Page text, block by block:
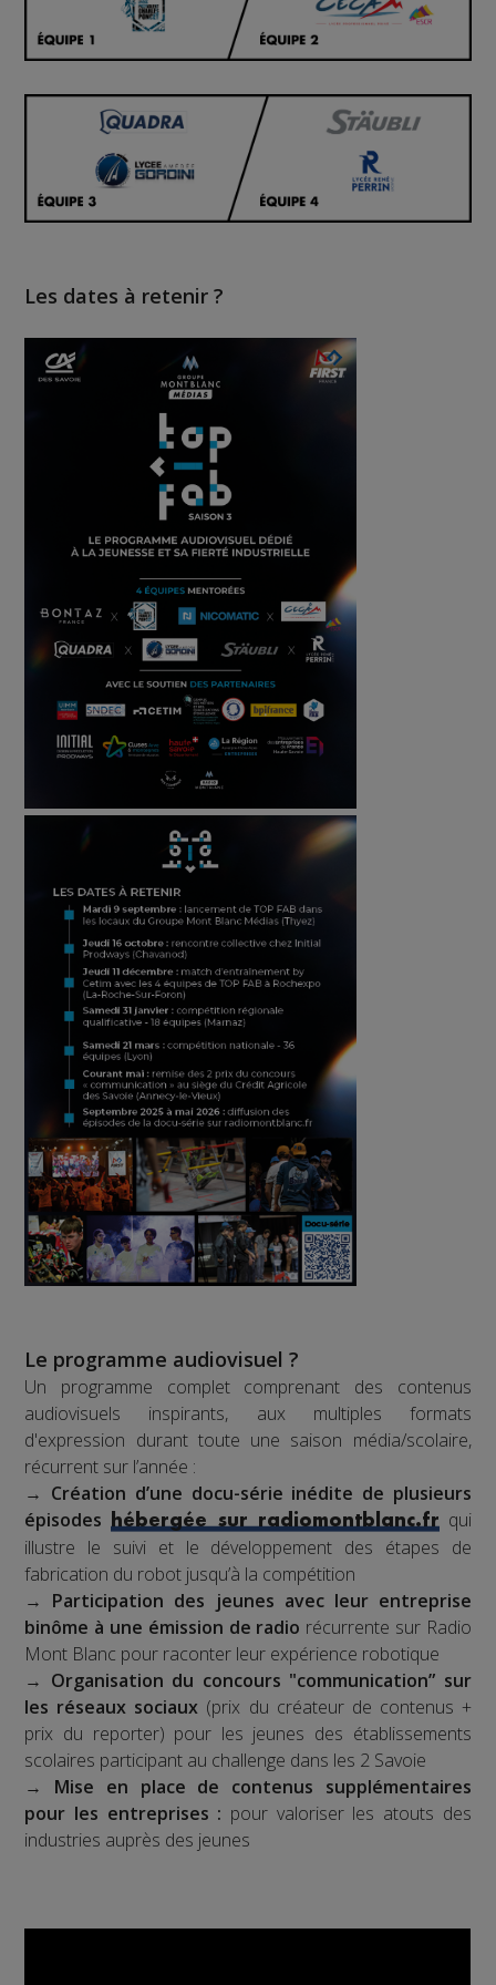
Les dates à retenir ?
Le programme audiovisuel ?
Un programme complet comprenant des contenus
audiovisuels inspirants, aux multiples formats
d'expression durant toute une saison média/scolaire,
récurrent sur l’année :
→ Création d’une docu-série inédite de plusieurs
épisodes hébergée sur radiomontblanc.frqui
illustre le suivi et le développement des étapes de
fabrication du robot jusqu’à la compétition
→ Participation des jeunes avec leur entreprise
binôme à une émission de radio récurrente sur Radio
Mont Blanc pour raconter leur expérience robotique
→ Organisation du concours "communication” sur
les réseaux sociaux (prix du créateur de contenus +
prix du reporter) pour les jeunes des établissements
scolaires participant au challenge dans les 2 Savoie
→ Mise en place de contenus supplémentaires
pour les entreprises : pour valoriser les atouts des
industries auprès des jeunes